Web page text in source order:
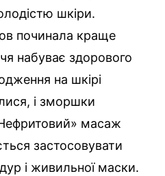
шкіри.
починала краще
набуває здорового
на шкірі
і зморшки
масаж
застосовувати
і живильної маски.